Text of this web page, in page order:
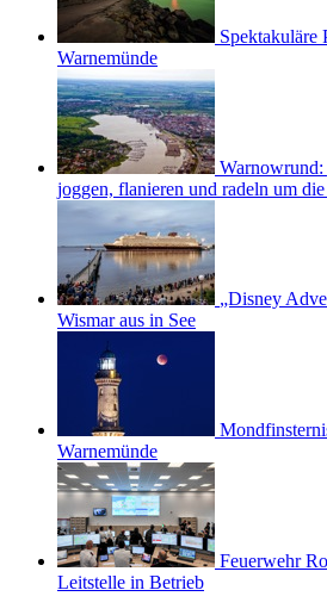
Spektakuläre
Warnemünde
Warnowrund:
joggen, flanieren und radeln um
„Disney
Wismar aus in See
Warnemünde
Feuerwehr
Leitstelle in Betrieb